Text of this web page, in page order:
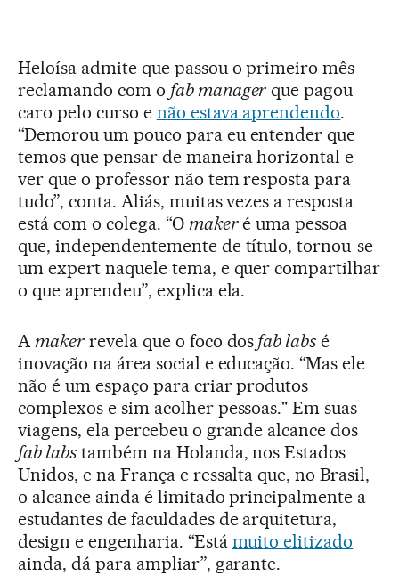
Heloísa admite que passou o primeiro mês
reclamando com o fab manager que pagou
caro pelo curso e não estava aprendendo.
“Demorou um pouco para eu entender que
temos que pensar de maneira horizontal e
ver que o professor não tem resposta para
tudo”, conta. Aliás, muitas vezes a resposta
está com o colega. “O makeré uma pessoa
que, independentemente de título, tornou-se
um expert naquele tema, e quer compartilhar
o que aprendeu”, explica ela.
Amakerrevela que o foco dos fab labs é
inovação na área social e educação. “Mas ele
não é um espaço para criar produtos
complexos e sim acolher pessoas." Em suas
viagens, ela percebeu o grande alcance dos
fab labstambém na Holanda, nos Estados
Unidos, e na França e ressalta que, no Brasil,
o alcance ainda é limitado principalmente a
estudantes de faculdades de arquitetura,
design e engenharia. “Está muito elitizado
ainda, dá para ampliar”, garante.